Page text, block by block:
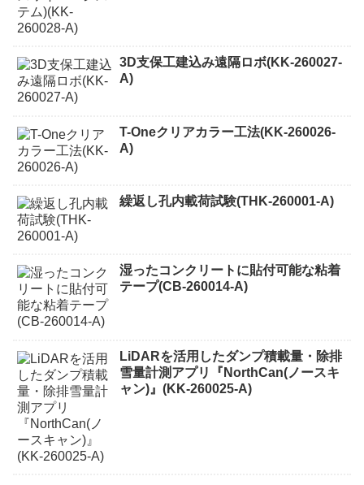
3D支保工建込み遠隔ロボ(KK-260027-
A)
T-Oneクリアカラー工法(KK-260026-
A)
繰返し孔内載荷試験(THK-260001-A)
湿ったコンクリートに貼付可能な粘着
テープ(CB-260014-A)
LiDARを活用したダンプ積載量・除排
雪量計測アプリ『NorthCan(ノースキ
ャン)』(KK-260025-A)